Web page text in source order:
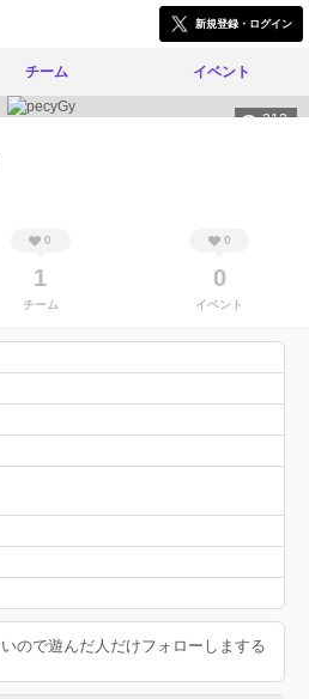
新規登録・ログイン
チーム イベント
213
0
1
チーム
0
0
イベント
ので遊んだ人だけフォローしまする